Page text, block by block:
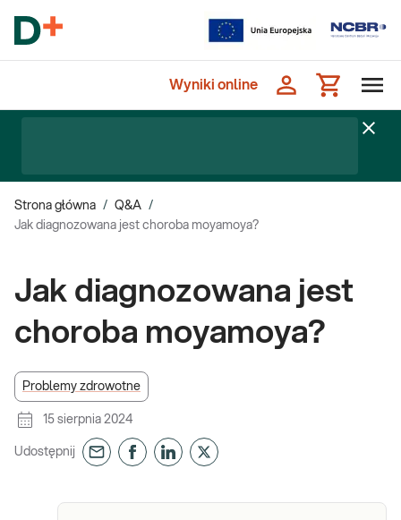
Wyniki online
Strona główna / Q&A /
Jak diagnozowana jest choroba moyamoya?
Jak diagnozowana jest
choroba moyamoya?
Problemy zdrowotne
15 sierpnia 2024
Udostępnij